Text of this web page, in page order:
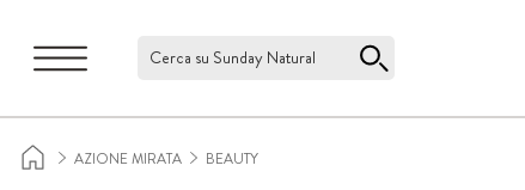
Cerca su Sunday Natural
AZIONE MIRATA BEAUTY